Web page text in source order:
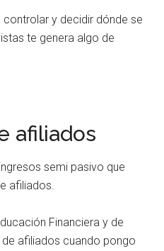
controlar y decidir dónde se
te genera algo de
afiliados
semi pasivo que
afiliados.
Financiera y de
afiliados cuando pongo